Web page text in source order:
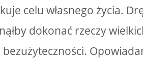
celu własnego życia.
dokonać rzeczy